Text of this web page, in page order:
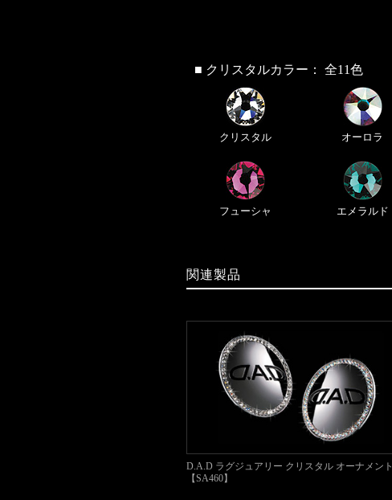
■ クリスタルカラー： 全11色
クリスタル オーロラ
フューシャ エメラルド
関連製品
D.A.D ラグジュアリー クリスタル オーナメント
【SA460】